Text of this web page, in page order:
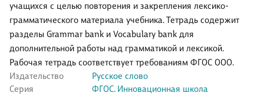
учащихся с целью повторения и закрепления лексико-
грамматического материала учебника. Тетрадь содержит
разделы Grammar bank и Vocabulary bank для
дополнительной работы над грамматикой и лексикой.
Рабочая тетрадь соответствует требованиям ФГОС ООО.
Издательство
Русское слово
Серия
ФГОС. Инновационная школа